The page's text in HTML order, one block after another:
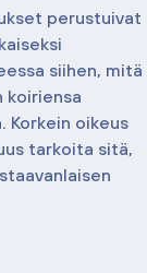
perustuivat
siihen, mitä
koiriensa
Korkein oikeus
tarkoita sitä,